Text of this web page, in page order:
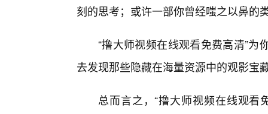
刻的思考；或许一部你曾经嗤之以鼻的
“撸大师视频在线观看免费高清”
去发现那些隐藏在海量资源中的观影宝
总而言之，“撸大师视频在线观看